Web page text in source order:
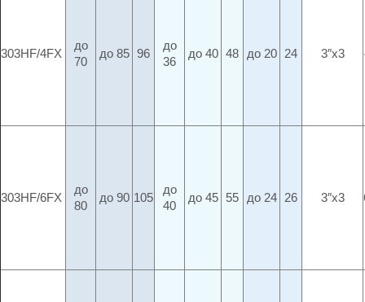
303HF/4FX
до
70
до 85 96
до
36
до 40 48 до 20 24 3″x3
303HF/6FX
до
80
до 90 105
до
40
до 45 55 до 24 26 3″x3